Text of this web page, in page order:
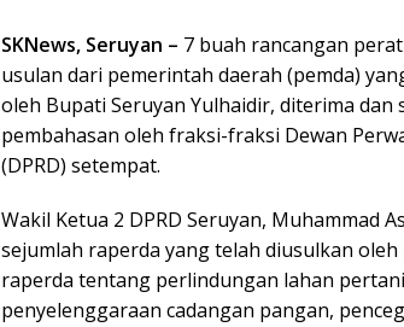
SKNews, Seruyan – 7 buah rancangan
usulan dari pemerintah daerah (pemda)
oleh Bupati Seruyan Yulhaidir, diterima dan
pembahasan oleh fraksi-fraksi Dewan
(DPRD) setempat.
Wakil Ketua 2 DPRD Seruyan, Muhammad
sejumlah raperda yang telah diusulkan oleh
raperda tentang perlindungan lahan
penyelenggaraan cadangan pangan,